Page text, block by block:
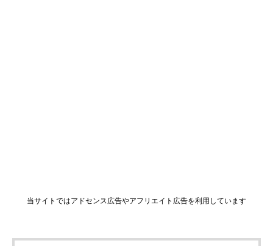
当サイトではアドセンス広告やアフリエイト広告を利用しています